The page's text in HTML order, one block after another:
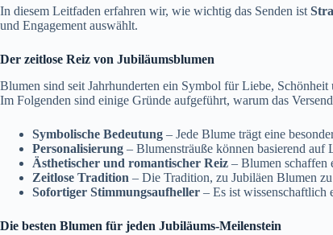
In diesem Leitfaden erfahren wir, wie wichtig das Senden ist
und Engagement auswählt.
Der zeitlose Reiz von Jubiläumsblumen
Blumen sind seit Jahrhunderten ein Symbol für Liebe,
Im Folgenden sind einige Gründe aufgeführt, warum das
Symbolische Bedeutung – Jede Blume trägt eine
Personalisierung – Blumensträuße können basierend auf
Ästhetischer und romantischer Reiz – Blumen schaffen
Zeitlose Tradition – Die Tradition, zu Jubiläen Blumen
Sofortiger Stimmungsaufheller – Es ist wissenschaftlich
Die besten Blumen für jeden Jubiläums-Meilenstein